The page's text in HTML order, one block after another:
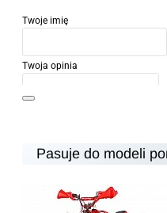
Twoje imię
Twoja opinia
Ocena
Pasuje do modeli